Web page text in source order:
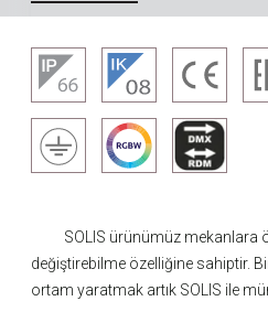
SOLIS ürünümüz mekanlara
değiştirebilme özelliğine sahiptir.
ortam yaratmak artık SOLIS ile